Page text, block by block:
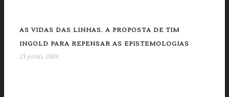
AS VIDAS DAS LINHAS. A PROPOSTA DE TIM
INGOLD PARA REPENSAR AS EPISTEMOLOGIAS
23 junio, 2024